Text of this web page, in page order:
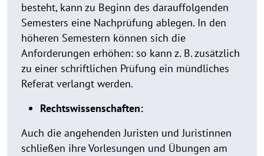
besteht, kann zu Beginn des darauffolgenden
Semesters eine Nachprüfung ablegen. In den
höheren Semestern können sich die
Anforderungen erhöhen: so kann z. B. zusätzlich
zu einer schriftlichen Prüfung ein mündliches
Referat verlangt werden.
Rechtswissenschaften:
Auch die angehenden Juristen und Juristinnen
schließen ihre Vorlesungen und Übungen am